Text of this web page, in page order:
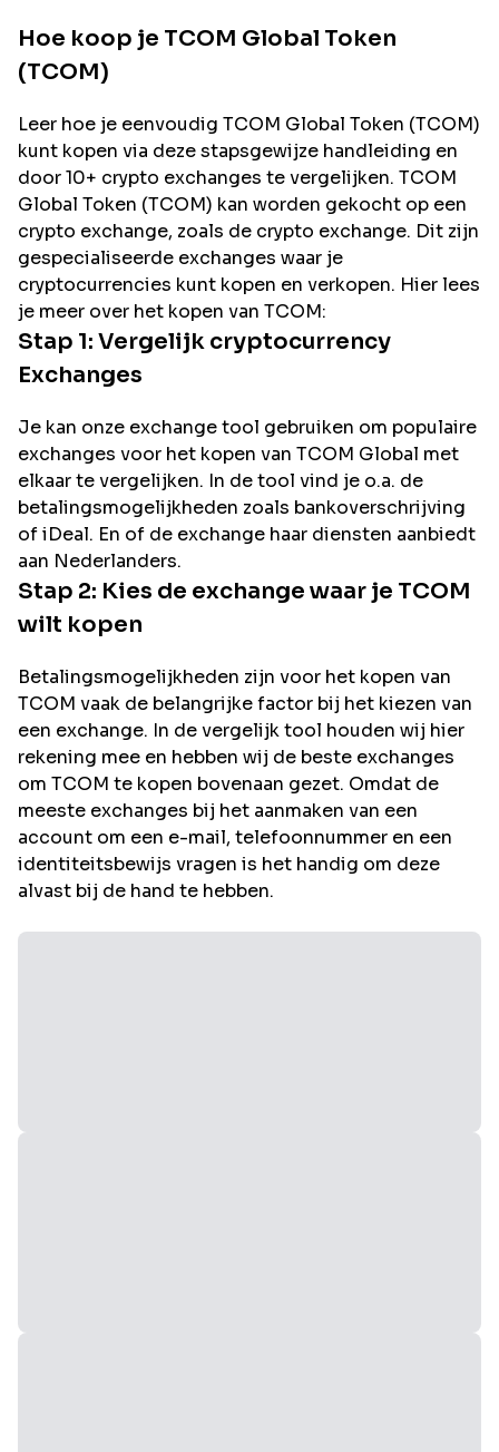
Hoe koop je TCOM Global Token
(TCOM)
Leer hoe je eenvoudig TCOM Global Token (TCOM)
kunt kopen via deze stapsgewijze handleiding en
door 10+ crypto exchanges te vergelijken. TCOM
Global Token (TCOM) kan worden gekocht op een
crypto exchange, zoals de crypto exchange. Dit zijn
gespecialiseerde exchanges waar je
cryptocurrencies kunt kopen en verkopen. Hier lees
je meer over het kopen van TCOM:
Stap 1: Vergelijk cryptocurrency
Exchanges
Je kan onze exchange tool gebruiken om populaire
exchanges voor het kopen van TCOM Global met
elkaar te vergelijken. In de tool vind je o.a. de
betalingsmogelijkheden zoals bankoverschrijving
of iDeal. En of de exchange haar diensten aanbiedt
aan Nederlanders.
Stap 2: Kies de exchange waar je TCOM
wilt kopen
Betalingsmogelijkheden zijn voor het kopen van
TCOM vaak de belangrijke factor bij het kiezen van
een exchange. In de vergelijk tool houden wij hier
rekening mee en hebben wij de beste exchanges
om TCOM te kopen bovenaan gezet. Omdat de
meeste exchanges bij het aanmaken van een
account om een e-mail, telefoonnummer en een
identiteitsbewijs vragen is het handig om deze
alvast bij de hand te hebben.